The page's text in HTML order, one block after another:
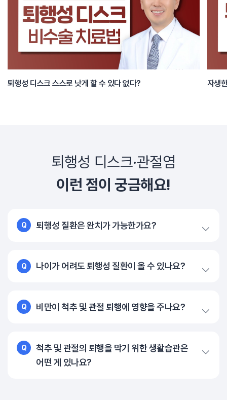
퇴행성 디스크 스스로 낫게 할 수 있다 없다? 자생
퇴행성 디스크·관절염
이런 점이 궁금해요!
Q 퇴행성 질환은 완치가 가능한가요?
Q 나이가 어려도 퇴행성 질환이 올 수 있나요?
Q 비만이 척추 및 관절 퇴행에 영향을 주나요?
Q
척추 및 관절의 퇴행을 막기 위한 생활습관은
어떤 게 있나요?